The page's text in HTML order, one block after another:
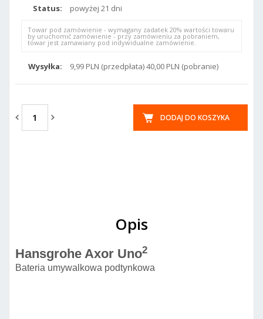
Status:
powyżej 21 dni
Towar pod zamówienie - wymagany zadatek 20% wartości towaru
by uruchomić zamówienie - przy zamówieniu za pobraniem,
towar jest zamawiany pod indywidualne zamówienie.
Wysyłka: 9,99 PLN (przedpłata) 40,00 PLN (pobranie)
DODAJ DO KOSZYKA
Opis
Hansgrohe Axor Uno2
Bateria umywalkowa podtynkowa